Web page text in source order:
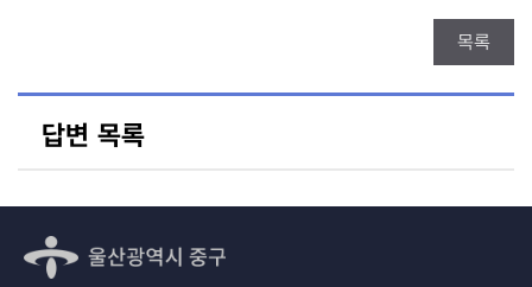
목록
답변 목록